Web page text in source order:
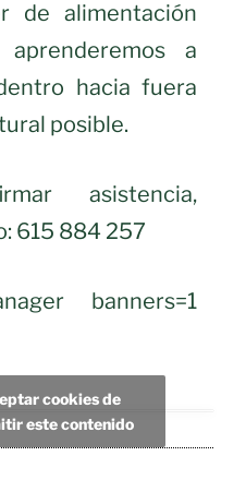
de alimentación
aprenderemos a
hacia fuera
posible.
asistencia,
615 884 257
banners=1
cookies de
este contenido